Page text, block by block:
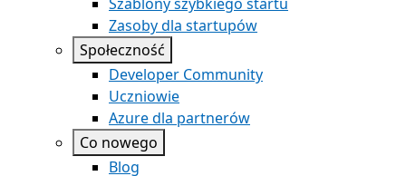
Zasoby dla startupów
Społeczność
Developer Community
Uczniowie
Azure dla partnerów
Co nowego
Blog